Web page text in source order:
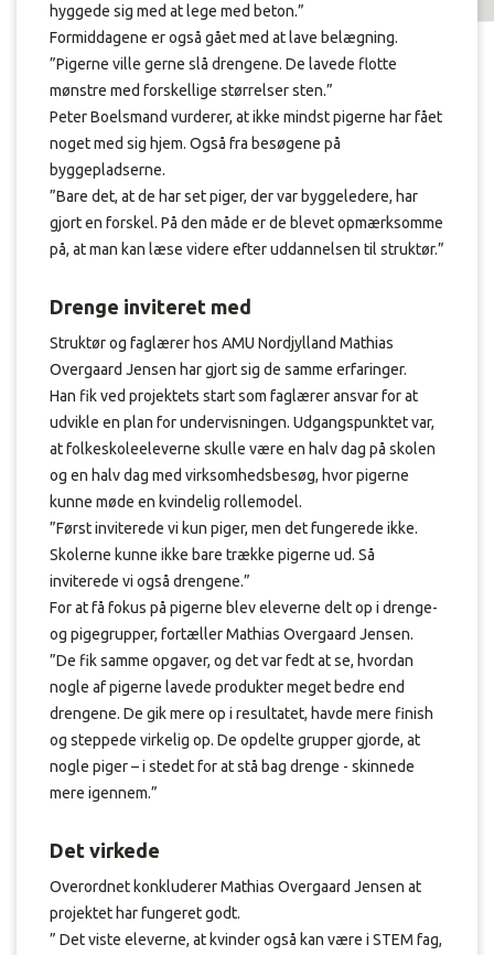
hyggede sig med at lege med beton.”
Formiddagene er også gået med at lave belægning.
”Pigerne ville gerne slå drengene. De lavede flotte
mønstre med forskellige størrelser sten.”
Peter Boelsmand vurderer, at ikke mindst pigerne har fået
noget med sig hjem. Også fra besøgene på
byggepladserne.
”Bare det, at de har set piger, der var byggeledere, har
gjort en forskel. På den måde er de blevet opmærksomme
på, at man kan læse videre efter uddannelsen til struktør.”
Drenge inviteret med
Struktør og faglærer hos AMU Nordjylland Mathias
Overgaard Jensen har gjort sig de samme erfaringer.
Han fik ved projektets start som faglærer ansvar for at
udvikle en plan for undervisningen. Udgangspunktet var,
at folkeskoleeleverne skulle være en halv dag på skolen
og en halv dag med virksomhedsbesøg, hvor pigerne
kunne møde en kvindelig rollemodel.
”Først inviterede vi kun piger, men det fungerede ikke.
Skolerne kunne ikke bare trække pigerne ud. Så
inviterede vi også drengene.”
For at få fokus på pigerne blev eleverne delt op i drenge-
og pigegrupper, fortæller Mathias Overgaard Jensen.
”De fik samme opgaver, og det var fedt at se, hvordan
nogle af pigerne lavede produkter meget bedre end
drengene. De gik mere op i resultatet, havde mere finish
og steppede virkelig op. De opdelte grupper gjorde, at
nogle piger – i stedet for at stå bag drenge - skinnede
mere igennem.”
Det virkede
Overordnet konkluderer Mathias Overgaard Jensen at
projektet har fungeret godt.
” Det viste eleverne, at kvinder også kan være i STEM fag,